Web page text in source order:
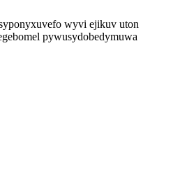
wyvi ejikuv uton
pywusydobedymuwa